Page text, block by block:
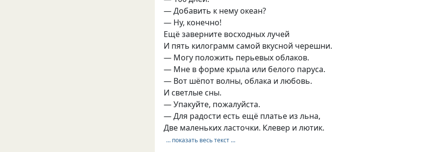
— Добавить к нему океан?
— Ну, конечно!
Ещё заверните восходных лучей
И пять килограмм самой вкусной черешни.
— Могу положить перьевых облаков.
— Мне в форме крыла или белого паруса.
— Вот шёпот волны, облака и любовь.
И светлые сны.
— Упакуйте, пожалуйста.
— Для радости есть ещё платье из льна,
Две маленьких ласточки. Клевер и лютик.
… показать весь текст …